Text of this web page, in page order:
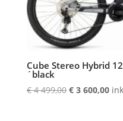
Cube Stereo Hybrid
´black
€4 499,00 €3 600,00